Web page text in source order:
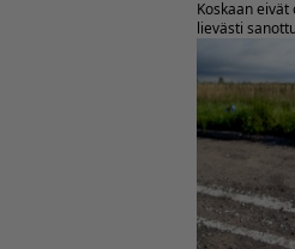
Koskaan
lievästi